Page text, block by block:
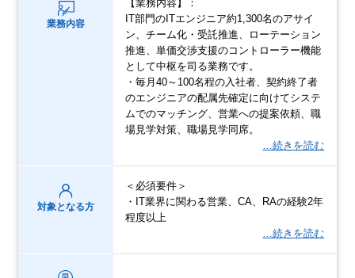
業務内容
【業務内容】：
IT部門のITエンジニア約1,300名のアサイ
ン、チーム化・受託推進、ローテーション
推進、単価交渉支援のコントローラー機能
として中枢を司る業務です。
・毎月40～100名程の入社者、契約終了者
のエンジニアの配属先確定に向けてシステ
ムでのマッチング、営業への提案依頼、職
場見学対策、職場見学同席。
…続きを読む
対象となる方
＜必須要件＞
・IT業界に関わる営業、CA、RAの経験2年
程度以上
…続きを読む